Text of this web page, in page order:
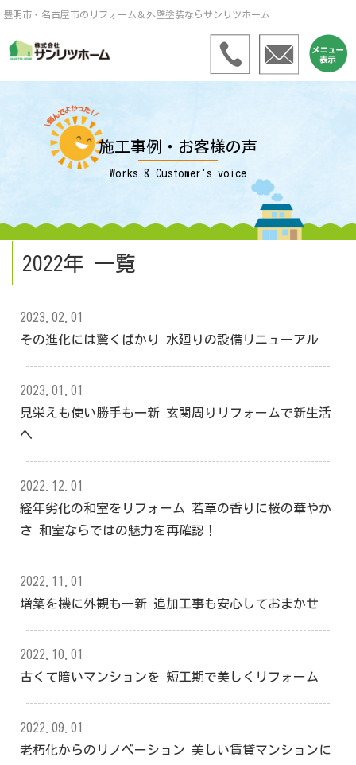
豊明市・名古屋市のリフォーム＆外壁塗装ならサンリツホーム
施工事例・お客様の声
Works & Customer's voice
2022年 一覧
2023.02.01
その進化には驚くばかり 水廻りの設備リニューアル
2023.01.01
見栄えも使い勝手も一新 玄関周りリフォームで新生活
へ
2022.12.01
経年劣化の和室をリフォーム 若草の香りに桜の華やか
さ 和室ならではの魅力を再確認！
2022.11.01
増築を機に外観も一新 追加工事も安心しておまかせ
2022.10.01
古くて暗いマンションを 短工期で美しくリフォーム
2022.09.01
老朽化からのリノベーション 美しい賃貸マンションに